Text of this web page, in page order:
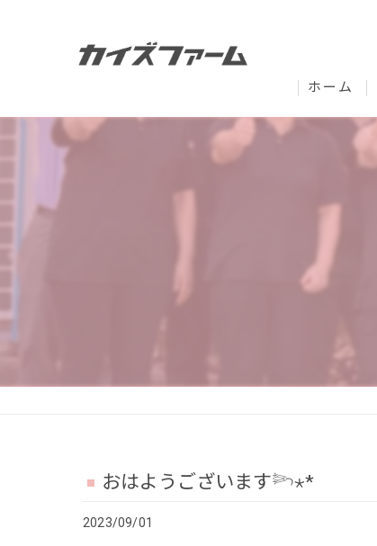
ホーム
おはようございます𓆸⋆*
2023/09/01